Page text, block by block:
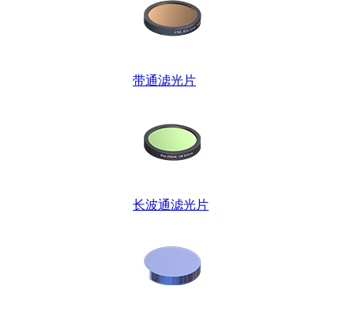
带通滤光片
长波通滤光片